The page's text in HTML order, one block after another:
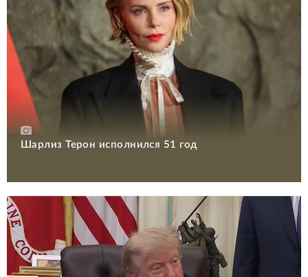
Шарлиз Терон исполнился 51 год